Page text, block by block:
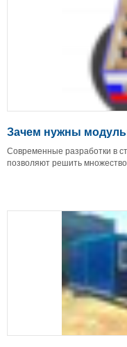
Зачем нужны
Современные разработки в
позволяют решить